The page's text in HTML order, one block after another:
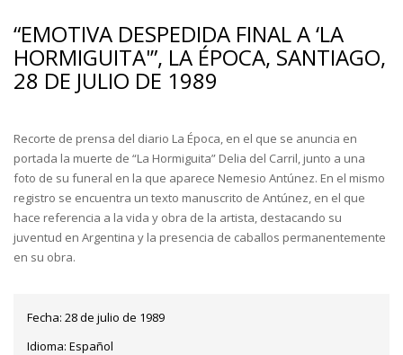
“EMOTIVA DESPEDIDA FINAL A ‘LA
HORMIGUITA'”, LA ÉPOCA, SANTIAGO,
28 DE JULIO DE 1989
Recorte de prensa del diario La Época, en el que se anuncia en
portada la muerte de “La Hormiguita” Delia del Carril, junto a una
foto de su funeral en la que aparece Nemesio Antúnez. En el mismo
registro se encuentra un texto manuscrito de Antúnez, en el que
hace referencia a la vida y obra de la artista, destacando su
juventud en Argentina y la presencia de caballos permanentemente
en su obra.
Fecha: 28 de julio de 1989
Idioma: Español